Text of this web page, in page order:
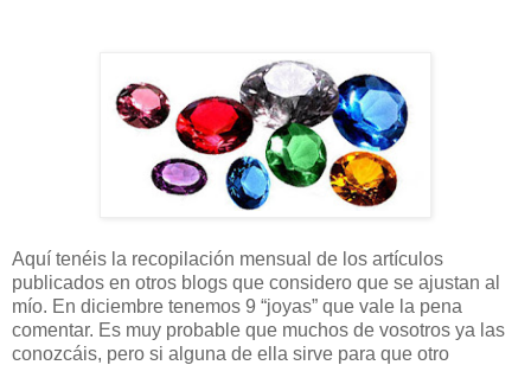
Aquí tenéis la recopilación mensual de los artículos
publicados en otros blogs que considero que se ajustan al
mío. En diciembre tenemos 9 “joyas” que vale la pena
comentar. Es muy probable que muchos de vosotros ya las
conozcáis, pero si alguna de ella sirve para que otro